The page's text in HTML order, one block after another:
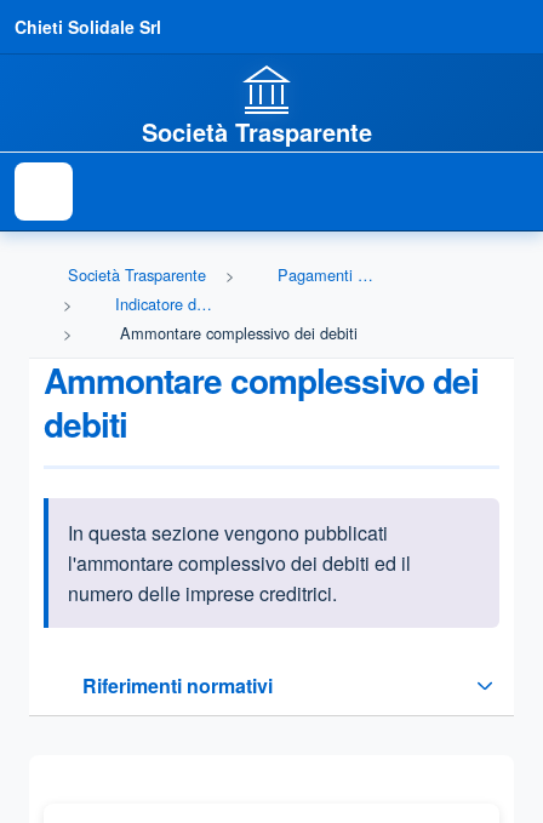
Chieti Solidale Srl
Società Trasparente
Società Trasparente
Pagamenti dell'amministrazione
Indicatore di tempestività dei pagamenti
Ammontare complessivo dei debiti
Ammontare complessivo dei
debiti
Informazioni introduttive
In questa sezione vengono pubblicati
l'ammontare complessivo dei debiti ed il
numero delle imprese creditrici.
Riferimenti normativi
Sezione compressa